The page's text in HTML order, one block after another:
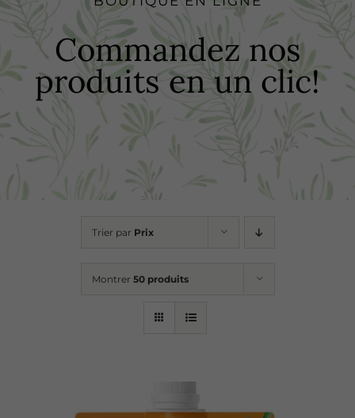
Recettes
Points de vente
Commandez nos
produits en un clic!
Trier par Prix
Montrer 50 produits